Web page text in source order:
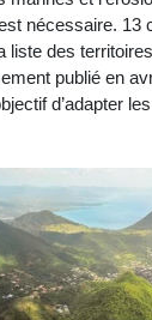
nécessaire. 13
liste des
publié en
d’adapter